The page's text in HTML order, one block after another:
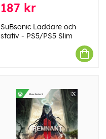
187 kr
SuBsonic Laddare och
stativ - PS5/PS5 Slim